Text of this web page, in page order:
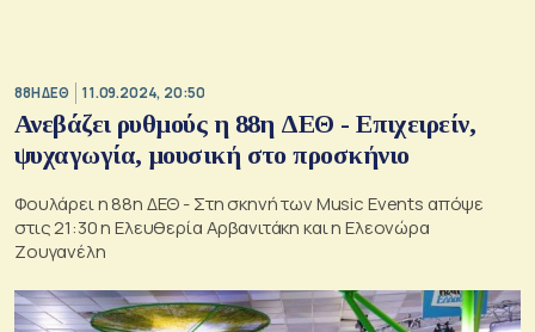
88Η ΔΕΘ 11.09.2024, 20:50
Ανεβάζει ρυθμούς η 88η ΔΕΘ - Επιχειρείν,
ψυχαγωγία, μουσική στο προσκήνιο
Φουλάρει η 88η ΔΕΘ - Στη σκηνή των Music Events απόψε
στις 21:30 η Ελευθερία Αρβανιτάκη και η Ελεονώρα
Ζουγανέλη